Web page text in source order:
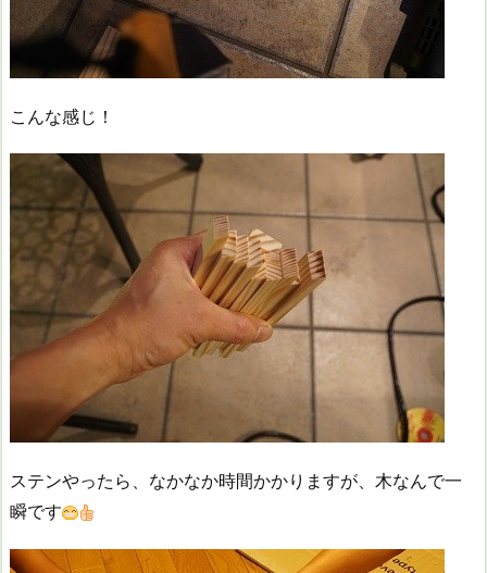
こんな感じ！
ステンやったら、なかなか時間かかりますが、木なんで一
瞬です